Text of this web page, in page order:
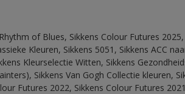
of Blues, Sikkens Colour Futures 2025,
Kleuren, Sikkens 5051, Sikkens ACC
Kleurselectie Witten, Sikkens
Sikkens Van Gogh Collectie kleuren,
Futures 2022, Sikkens Colour Futures